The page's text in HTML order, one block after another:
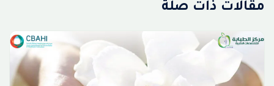
مقالات ذات صلة